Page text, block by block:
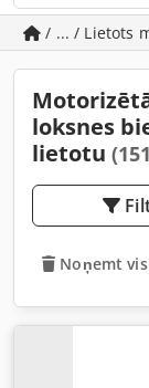
/ ... / Lietots
loksnes
lietotu
Noņemt